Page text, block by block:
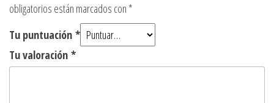
obligatorios están marcados con *
Tu puntuación *
Tu valoración *